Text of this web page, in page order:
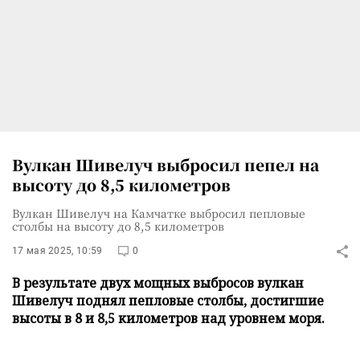
Вулкан Шивелуч выбросил пепел на
высоту до 8,5 километров
Вулкан Шивелуч на Камчатке выбросил пепловые
столбы на высоту до 8,5 километров
17 мая 2025, 10:59 0
В результате двух мощных выбросов вулкан
Шивелуч поднял пепловые столбы, достигшие
высоты в 8 и 8,5 километров над уровнем моря.